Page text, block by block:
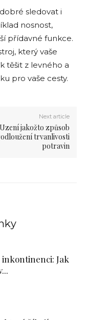
sledovat i
nosnost,
přídavné funkce.
který vaše
těšit z levného a
pro vaše cesty.
Next article
Uzení jakožto způsob
trvanlivosti
potravin
Jak